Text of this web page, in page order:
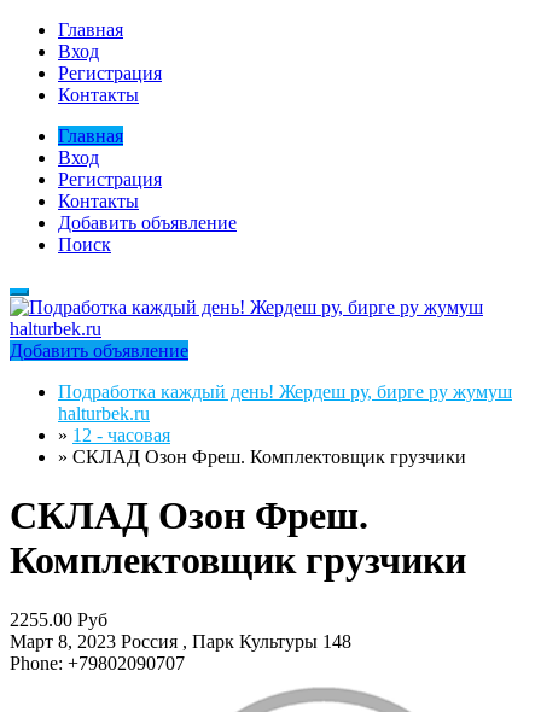
Главная
Вход
Регистрация
Контакты
Главная
Вход
Регистрация
Контакты
Добавить объявление
Поиск
Добавить объявление
Подработка каждый день! Жердеш ру, бирге ру жумуш
halturbek.ru
» 12 - часовая
» СКЛАД Озон Фреш. Комплектовщик грузчики
СКЛАД Озон Фреш.
Комплектовщик грузчики
2255.00 Руб
Март 8, 2023 Россия , Парк Культуры 148
Phone: +79802090707